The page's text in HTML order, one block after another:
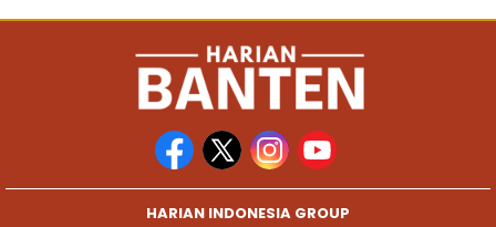
HARIAN INDONESIA GROUP